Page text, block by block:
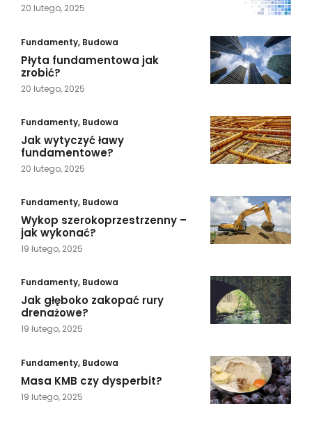
20 lutego, 2025
Fundamenty, Budowa
Płyta fundamentowa jak
zrobić?
20 lutego, 2025
Fundamenty, Budowa
Jak wytyczyć ławy
fundamentowe?
20 lutego, 2025
Fundamenty, Budowa
Wykop szerokoprzestrzenny –
jak wykonać?
19 lutego, 2025
Fundamenty, Budowa
Jak głęboko zakopać rury
drenażowe?
19 lutego, 2025
Fundamenty, Budowa
Masa KMB czy dysperbit?
19 lutego, 2025